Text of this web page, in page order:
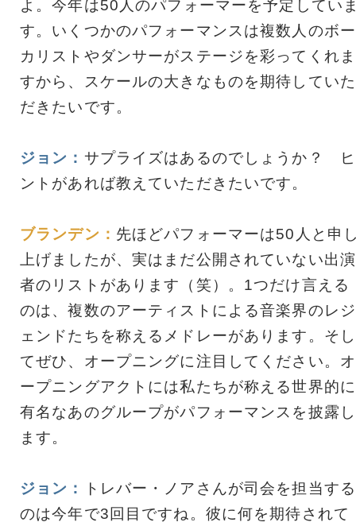
よ。今年は50人のパフォーマーを予定してい
す。いくつかのパフォーマンスは複数人のボー
カリストやダンサーがステージを彩ってくれま
すから、スケールの大きなものを期待していた
だきたいです。
ジョン： サプライズはあるのでしょうか？ ヒ
ントがあれば教えていただきたいです。
ブランデン： 先ほどパフォーマーは50人と申
上げましたが、実はまだ公開されていない出演
者のリストがあります（笑）。1つだけ言える
のは、複数のアーティストによる音楽界のレジ
ェンドたちを称えるメドレーがあります。そし
てぜひ、オープニングに注目してください。オ
ープニングアクトには私たちが称える世界的に
有名なあのグループがパフォーマンスを披露し
ます。
ジョン：
トレバー・ノアさんが司会を担当する
のは今年で3回目ですね。彼に何を期待されて